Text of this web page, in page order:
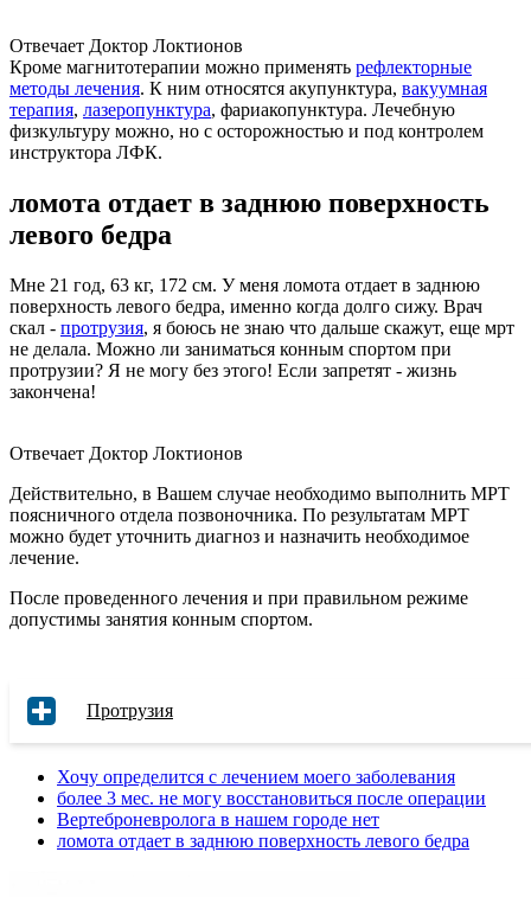
Отвечает Доктор Локтионов
Кроме магнитотерапии можно применять рефлекторные
методы лечения. К ним относятся акупунктура, вакуумная
терапия, лазеропунктура, фариакопунктура. Лечебную
физкультуру можно, но с осторожностью и под контролем
инструктора ЛФК.
ломота отдает в заднюю поверхность
левого бедра
Мне 21 год, 63 кг, 172 см. У меня ломота отдает в заднюю
поверхность левого бедра, именно когда долго сижу. Врач
скал - протрузия, я боюсь не знаю что дальше скажут, еще мрт
не делала. Можно ли заниматься конным спортом при
протрузии? Я не могу без этого! Если запретят - жизнь
закончена!
Отвечает Доктор Локтионов
Действительно, в Вашем случае необходимо выполнить МРТ
поясничного отдела позвоночника. По результатам МРТ
можно будет уточнить диагноз и назначить необходимое
лечение.
После проведенного лечения и при правильном режиме
допустимы занятия конным спортом.
Протрузия
Хочу определится с лечением моего заболевания
более 3 мес. не могу восстановиться после операции
Вертеброневролога в нашем городе нет
ломота отдает в заднюю поверхность левого бедра